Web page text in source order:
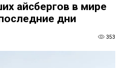
айсбергов в мире
дни
353